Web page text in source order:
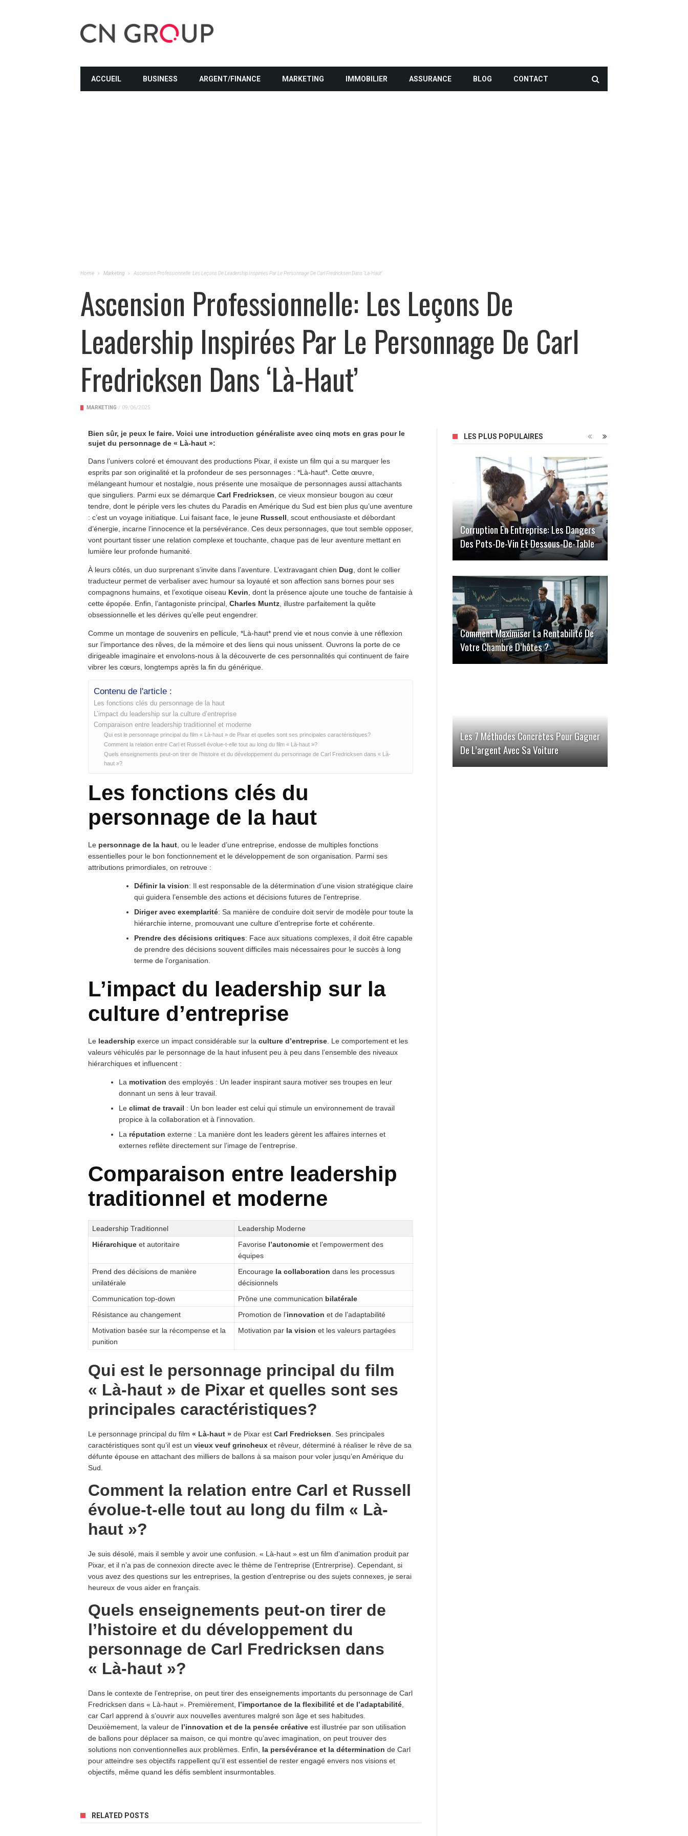
ACCUEIL BUSINESS ARGENT/FINANCE MARKETING IMMOBILIER ASSURANCE BLOG CONTACT
Home Marketing Ascension Professionnelle: Les Leçons De Leadership Inspirées Par Le Personnage De Carl Fredricksen Dans ‘Là-Haut’
Ascension Professionnelle: Les Leçons De
Leadership Inspirées Par Le Personnage De Carl
Fredricksen Dans ‘Là-Haut’
MARKETING / 09/06/2025
Bien sûr, je peux le faire. Voici une introduction généraliste avec cinq mots en gras pour le
sujet du personnage de « Là-haut »:
Dans l’univers coloré et émouvant des productions Pixar, il existe un film qui a su marquer les
esprits par son originalité et la profondeur de ses personnages : *Là-haut*. Cette œuvre,
mélangeant humour et nostalgie, nous présente une mosaïque de personnages aussi attachants
que singuliers. Parmi eux se démarque Carl Fredricksen , ce vieux monsieur bougon au cœur
tendre, dont le périple vers les chutes du Paradis en Amérique du Sud est bien plus qu’une aventure
: c’est un voyage initiatique. Lui faisant face, le jeune Russell , scout enthousiaste et débordant
d’énergie, incarne l’innocence et la persévérance. Ces deux personnages, que tout semble opposer,
vont pourtant tisser une relation complexe et touchante, chaque pas de leur aventure mettant en
lumière leur profonde humanité.
À leurs côtés, un duo surprenant s’invite dans l’aventure. L’extravagant chien Dug , dont le collier
traducteur permet de verbaliser avec humour sa loyauté et son affection sans bornes pour ses
compagnons humains, et l’exotique oiseau Kevin , dont la présence ajoute une touche de fantaisie à
cette épopée. Enfin, l’antagoniste principal, Charles Muntz , illustre parfaitement la quête
obsessionnelle et les dérives qu’elle peut engendrer.
Comme un montage de souvenirs en pellicule, *Là-haut* prend vie et nous convie à une réflexion
sur l’importance des rêves, de la mémoire et des liens qui nous unissent. Ouvrons la porte de ce
dirigeable imaginaire et envolons-nous à la découverte de ces personnalités qui continuent de faire
vibrer les cœurs, longtemps après la fin du générique.
Contenu de l'article :
Les fonctions clés du personnage de la haut
L’impact du leadership sur la culture d’entreprise
Comparaison entre leadership traditionnel et moderne
Qui est le personnage principal du film « Là-haut » de Pixar et quelles sont ses principales caractéristiques?
Comment la relation entre Carl et Russell évolue-t-elle tout au long du film « Là-haut »?
Quels enseignements peut-on tirer de l’histoire et du développement du personnage de Carl Fredricksen dans « Là-
haut »?
Les fonctions clés du
personnage de la haut
Le personnage de la haut , ou le leader d’une entreprise, endosse de multiples fonctions
essentielles pour le bon fonctionnement et le développement de son organisation. Parmi ses
attributions primordiales, on retrouve :
Définir la vision: Il est responsable de la détermination d’une vision stratégique claire
qui guidera l’ensemble des actions et décisions futures de l’entreprise.
Diriger avec exemplarité: Sa manière de conduire doit servir de modèle pour toute la
hiérarchie interne, promouvant une culture d’entreprise forte et cohérente.
Prendre des décisions critiques: Face aux situations complexes, il doit être capable
de prendre des décisions souvent difficiles mais nécessaires pour le succès à long
terme de l’organisation.
L’impact du leadership sur la
culture d’entreprise
Le leadership exerce un impact considérable sur la culture d’entreprise . Le comportement et les
valeurs véhiculés par le personnage de la haut infusent peu à peu dans l’ensemble des niveaux
hiérarchiques et influencent :
La motivation des employés : Un leader inspirant saura motiver ses troupes en leur
donnant un sens à leur travail.
Le climat de travail : Un bon leader est celui qui stimule un environnement de travail
propice à la collaboration et à l’innovation.
La réputation externe : La manière dont les leaders gèrent les affaires internes et
externes reflète directement sur l’image de l’entreprise.
Comparaison entre leadership
traditionnel et moderne
Leadership Traditionnel
Leadership Moderne
Hiérarchique et autoritaire Favorise l’autonomie et l’empowerment des
équipes
Prend des décisions de manière
unilatérale
Encourage la collaboration dans les processus
décisionnels
Communication top-down
Prône une communication bilatérale
Résistance au changement
Promotion de l’innovation et de l’adaptabilité
Motivation basée sur la récompense et la
punition
Motivation par la vision et les valeurs partagées
Qui est le personnage principal du film
« Là-haut » de Pixar et quelles sont ses
principales caractéristiques?
Le personnage principal du film « Là-haut » de Pixar est Carl Fredricksen . Ses principales
caractéristiques sont qu’il est un vieux veuf grincheux et rêveur, déterminé à réaliser le rêve de sa
défunte épouse en attachant des milliers de ballons à sa maison pour voler jusqu’en Amérique du
Sud.
Comment la relation entre Carl et Russell
évolue-t-elle tout au long du film « Là-
haut »?
Je suis désolé, mais il semble y avoir une confusion. « Là-haut » est un film d’animation produit par
Pixar, et il n’a pas de connexion directe avec le thème de l’entreprise (Entrerprise). Cependant, si
vous avez des questions sur les entreprises, la gestion d’entreprise ou des sujets connexes, je serai
heureux de vous aider en français.
Quels enseignements peut-on tirer de
l’histoire et du développement du
personnage de Carl Fredricksen dans
« Là-haut »?
Dans le contexte de l’entreprise, on peut tirer des enseignements importants du personnage de Carl
Fredricksen dans « Là-haut ». Premièrement, l’importance de la flexibilité et de l’adaptabilité
car Carl apprend à s’ouvrir aux nouvelles aventures malgré son âge et ses habitudes.
Deuxièmement, la valeur de l’innovation et de la pensée créative est illustrée par son utilisation
de ballons pour déplacer sa maison, ce qui montre qu’avec imagination, on peut trouver des
solutions non conventionnelles aux problèmes. Enfin, la persévérance et la détermination de Carl
pour atteindre ses objectifs rappellent qu’il est essentiel de rester engagé envers nos visions et
objectifs, même quand les défis semblent insurmontables.
RELATED POSTS
LES PLUS POPULAIRES
Corruption En Entreprise: Les Dangers
Des Pots-De-Vin Et Dessous-De-Table
Comment Maximiser La Rentabilité De
Votre Chambre D’hôtes ?
Les 7 Méthodes Concrètes Pour Gagner
De L’argent Avec Sa Voiture